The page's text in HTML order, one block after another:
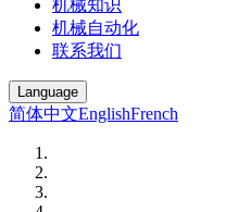
机械知识
机械自动化
联系我们
Language
简体中文EnglishFrench